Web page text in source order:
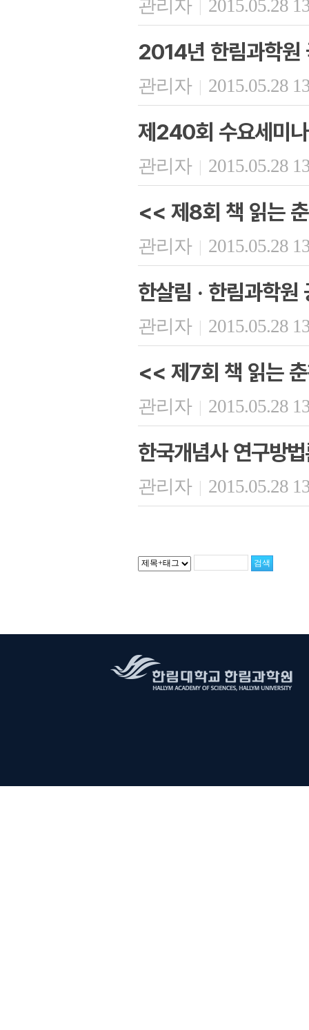
관리자 | 2015.05.28
2014년 한림과학원
관리자 | 2015.05.28
제240회 수요세미
관리자 | 2015.05.28
<< 제8회 책 읽는
관리자 | 2015.05.28
한살림 · 한림과학원
관리자 | 2015.05.28
<< 제7회 책 읽는
관리자 | 2015.05.28
한국개념사 연구방
관리자 | 2015.05.28